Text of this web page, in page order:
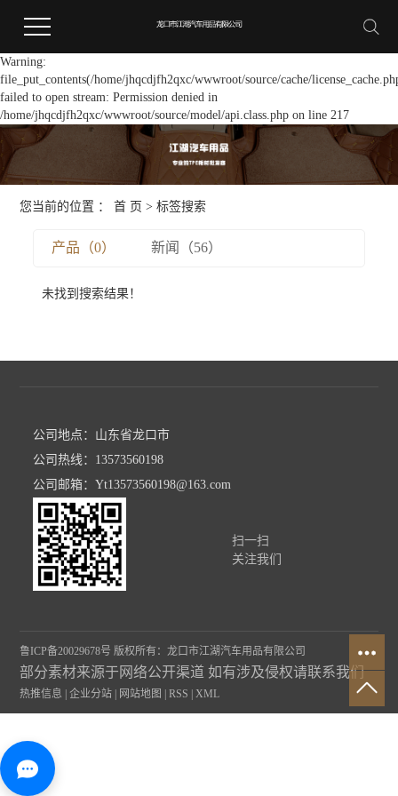
Warning:
file_put_contents(/home/jhqcdjfh2qxc/wwwroot/source/cache/
failed to open stream: Permission denied in
/home/jhqcdjfh2qxc/wwwroot/source/model/api.class.php on line 217
您当前的位置 ：首 页 > 标签搜索
产品（0） 新闻（56）
未找到搜索结果！
公司地点：山东省龙口市
公司热线：13573560198
公司邮箱：Yt13573560198@163.com
扫一扫
关注我们
鲁ICP备20029678号 版权所有：龙口市江湖汽车用品有限公司
部分素材来源于网络公开渠道 如有涉及侵权请联系我们
热推信息 |企业分站 网站地图 |RSS |XML